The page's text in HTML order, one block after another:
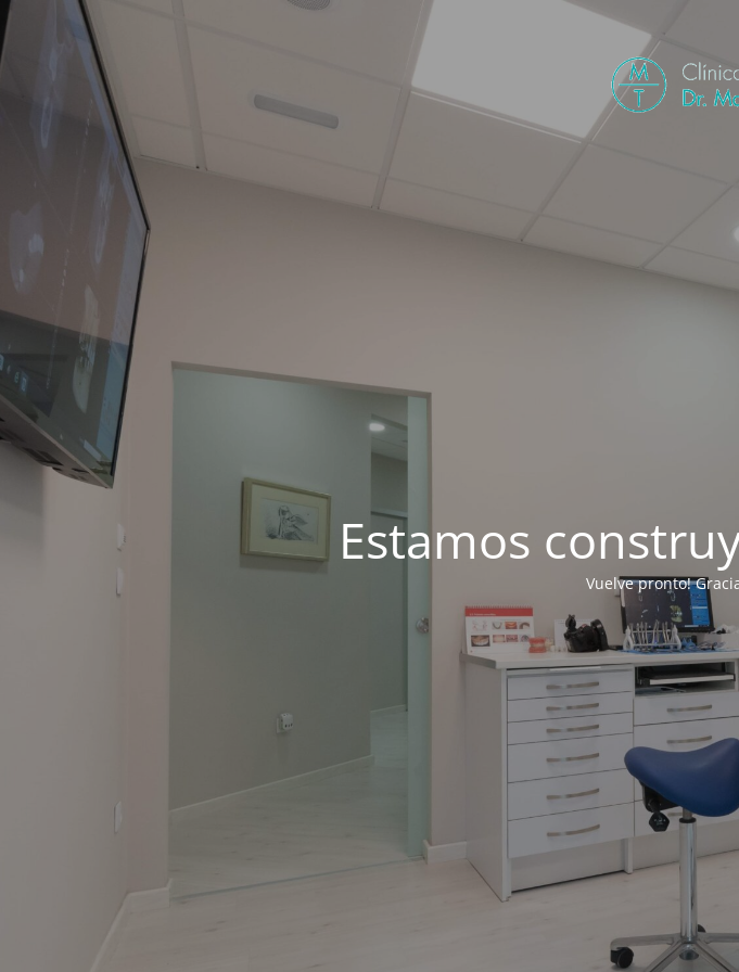
Estamos
Vuelve pronto!